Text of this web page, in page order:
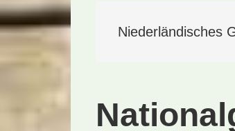
Niederländisches